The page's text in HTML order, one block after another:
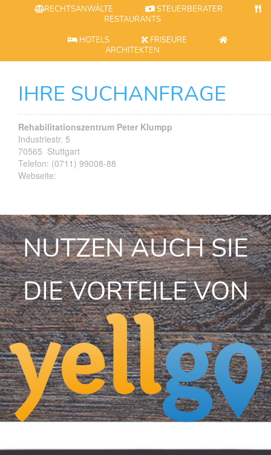
RECHTSANWÄLTE
STEUERBERATER
RESTAURANTS
HOTELS
FRISEURE
ARCHITEKTEN
IHRE SUCHANFRAGE
Rehabilitationszentrum Peter Klumpp
Industriestr. 5
70565 Stuttgart
Telefon: (0711) 99008-88
Webseite:
NUTZEN AUCH SIE
DIE VORTEILE VON